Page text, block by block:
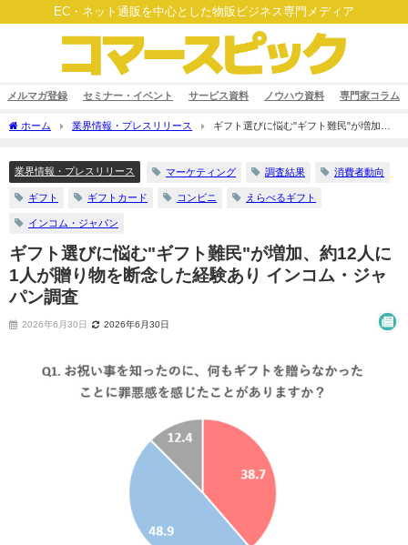
EC・ネット通販を中心とした物販ビジネス専門メディア
メルマガ登録 セミナー・イベント サービス資料 ノウハウ資料 専門家コラム
ホーム 業界情報・プレスリリース
ギフト選びに悩む"ギフト難民"が増加、
業界情報・プレスリリース マーケティング 調査結果 消費者動向
ギフト ギフトカード コンビニ えらべるギフト
インコム・ジャパン
ギフト選びに悩む"ギフト難民"が増加、約12人に
1人が贈り物を断念した経験あり インコム・ジャ
パン調査
2026年6月30日 2026年6月30日